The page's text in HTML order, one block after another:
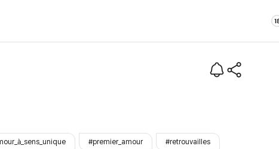
#premier_amour #retrouvailles